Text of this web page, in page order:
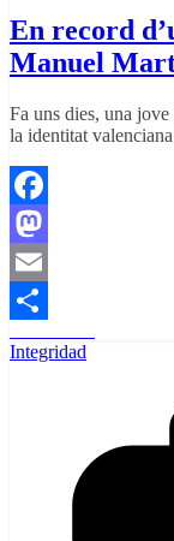
En record
Manuel
Fa uns dies, una
la identitat
Facebook
Mastodon
Email
Share
Integridad